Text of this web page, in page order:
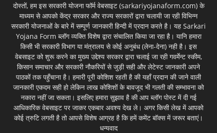
दोस्तों, हम इस सरकारी योजना फॉर्म वेबसाइट (sarkariyojanaform.com) के
माध्यम से आपको केंद्र सरकार और राज्य सरकारों द्वारा चलायी जा रही विभिन्न
सरकारी योजनाओं के बारे में सम्पूर्ण जानकारी हिन्दी में प्रदान करते है। यह Sarkari
Yojana Form ब्लॉग व्यक्ति विशेष द्वारा संचालित किया जा रहा है। यानि हमारा
किसी भी सरकारी विभाग या मंत्रालय से कोई अनुबंध (लेना-देना) नही है। इस
वेबसाइट को शुरू करने का मुख्य उद्देश्य सरकार द्वारा चलाई जा रही गवर्मेन्ट स्कीम,
किसान समाचार और सरकारी नौकरियों से जुड़ी सही और लेटेस्ट जानकारी अपने
पाठकों तक पहुँचाना है। हमारी पूरी कोशिश रहती है की यहाँ प्रदान की जाने वाली
जानकारी एकदम सही हो लेकिन लाख कोशिशों के बावजूद भी गलती की सम्भावना को
नकारा नहीं जा सकता। इसलिए हमारा सुझाव है की आप ब्लॉग पोस्ट में दी गई
आधिकारिक वेबसाइट पर जाकर एकबार अवश्य देख ले। अगर किसी लेख में आपको
कोई त्रुटि लगती है तो आपसे विशेष आग्रह है कि हमें कमेंट बॉक्स में जरूर बताएं।
धन्यवाद